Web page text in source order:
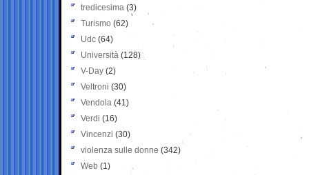
tredicesima (3)
Turismo (62)
Udc (64)
Università (128)
V-Day (2)
Veltroni (30)
Vendola (41)
Verdi (16)
Vincenzi (30)
violenza sulle donne (342)
Web (1)